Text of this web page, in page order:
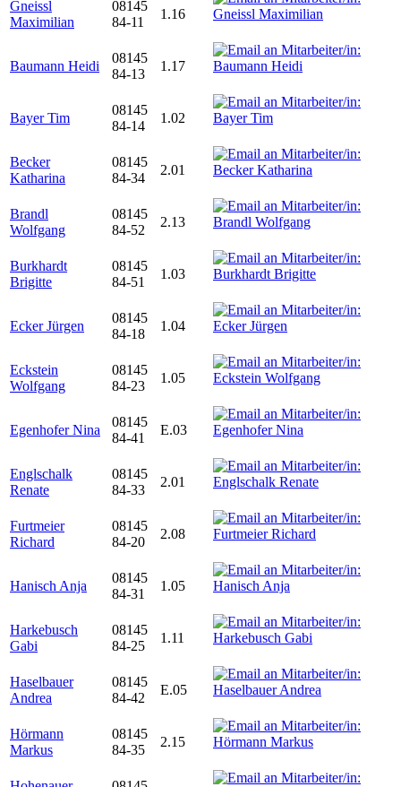
Gneissl
Maximilian
08145
84-11
1.16
Baumann Heidi
08145
84-13
1.17
Bayer Tim
08145
84-14
1.02
Becker
Katharina
08145
84-34
2.01
Brandl
Wolfgang
08145
84-52
2.13
Burkhardt
Brigitte
08145
84-51
1.03
Ecker Jürgen
08145
84-18
1.04
Eckstein
Wolfgang
08145
84-23
1.05
Egenhofer Nina
08145
84-41
E.03
Englschalk
Renate
08145
84-33
2.01
Furtmeier
Richard
08145
84-20
2.08
Hanisch Anja
08145
84-31
1.05
Harkebusch
Gabi
08145
84-25
1.11
Haselbauer
Andrea
08145
84-42
E.05
Hörmann
Markus
08145
84-35
2.15